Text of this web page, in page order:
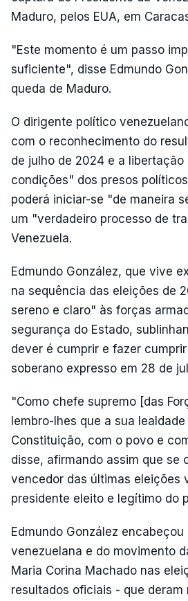
Maduro, pelos EUA, em
"Este momento é um passo
suficiente", disse Edmundo
queda de Maduro.
O dirigente político
com o reconhecimento do
de julho de 2024 e a
condições" dos presos
poderá iniciar-se "de maneira
um "verdadeiro processo de
Venezuela.
Edmundo González, que vive
na sequência das eleições de
sereno e claro" às forças
segurança do Estado,
dever é cumprir e fazer
soberano expresso em 28 de
"Como chefe supremo [das
lembro-lhes que a sua
Constituição, com o povo e
disse, afirmando assim que se
vencedor das últimas eleições
presidente eleito e legítimo do
Edmundo González
venezuelana e do movimento
Maria Corina Machado nas
resultados oficiais - que deram